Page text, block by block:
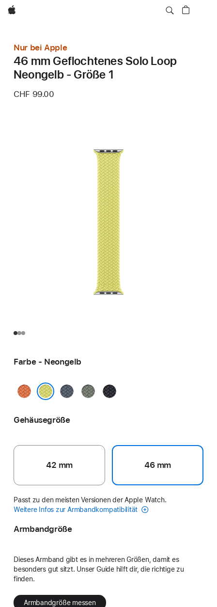
Apple
Nur bei Apple
46 mm Geflochtenes Solo Loop
Neongelb - Größe 1
CHF 99.00
Farbe - Neongelb
Kurkuma MaritimblauGrüngrauMitternacht
Gehäusegröße
42 mm 46 mm
Passt zu den meisten Versionen der Apple Watch.
Weitere Infos zur Armbandkompatibilität
Armbandgröße
Dieses Armband gibt es in mehreren Größen, damit es
besonders gut sitzt. Unser Guide hilft dir, die richtige zu
finden.
Armbandgröße messen